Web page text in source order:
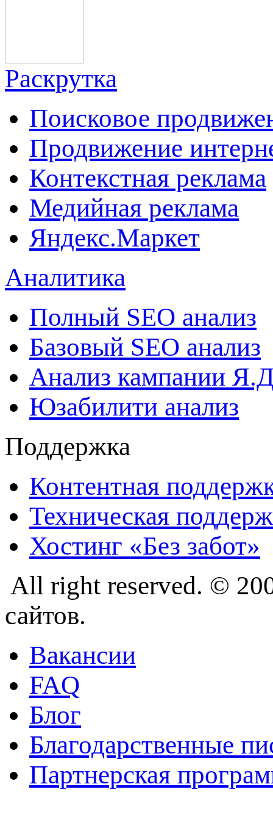
Раскрутка
Поисковое
Продвижение
Контекстная реклама
Медийная реклама
Яндекс.Маркет
Аналитика
Полный SEO анализ
Базовый SEO анализ
Анализ кампании
Юзабилити анализ
Поддержка
Контентная
Техническая
Хостинг «Без забот»
All right reserved. ©
сайтов.
Вакансии
FAQ
Блог
Благодарственные
Партнерская